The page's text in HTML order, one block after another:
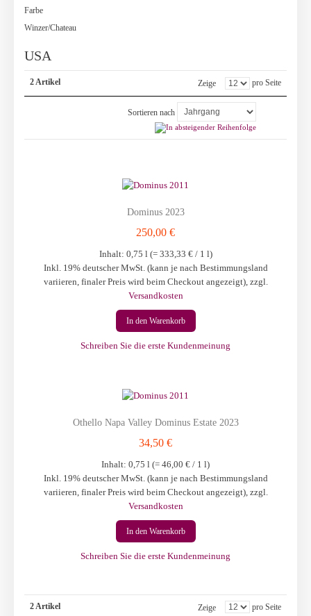
Farbe
Winzer/Chateau
USA
2 Artikel Zeige pro Seite
Sortieren nach
Dominus 2023
250,00 €
Inhalt: 0,75 l (= 333,33 €/ 1 l)
Inkl. 19% deutscher MwSt. (kann je nach Bestimmungsland
variieren, finaler Preis wird beim Checkout angezeigt), zzgl.
Versandkosten
In den Warenkorb
Schreiben Sie die erste Kundenmeinung
Othello Napa Valley Dominus Estate 2023
34,50 €
Inhalt: 0,75 l (= 46,00 € / 1 l)
Inkl. 19% deutscher MwSt. (kann je nach Bestimmungsland
variieren, finaler Preis wird beim Checkout angezeigt), zzgl.
Versandkosten
In den Warenkorb
Schreiben Sie die erste Kundenmeinung
2 Artikel Zeige pro Seite